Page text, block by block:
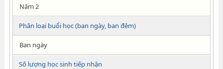
Năm 2
Phân loại buổi học (ban ngày, ban đêm)
Ban ngày
Số lượng học sinh tiếp nhận